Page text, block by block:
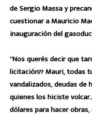
de Sergio Massa y
cuestionar a Mauricio
inauguración del
“Nos querés decir que
licitación?? Mauri, todas
vandalizados, deudas
quienes los hiciste
dólares para hacer